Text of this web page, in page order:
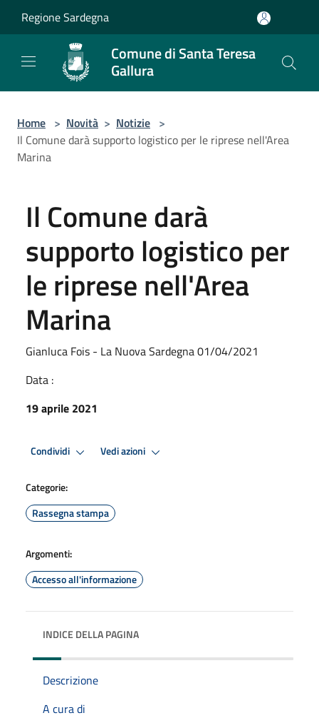
Regione Sardegna
Comune di Santa Teresa
Gallura
Home > Novità > Notizie >
Il Comune darà supporto logistico per le riprese nell'Area
Marina
Il Comune darà
supporto logistico per
le riprese nell'Area
Marina
Gianluca Fois - La Nuova Sardegna 01/04/2021
Data :
19 aprile 2021
Condividi Vedi azioni
Categorie:
Rassegna stampa
Argomenti:
Accesso all'informazione
INDICE DELLA PAGINA
Descrizione
A cura di